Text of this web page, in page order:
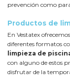
prevención como
Productos de
En Vestatex
diferentes formatos
limpieza de
con alguno de estos
disfrutar de la